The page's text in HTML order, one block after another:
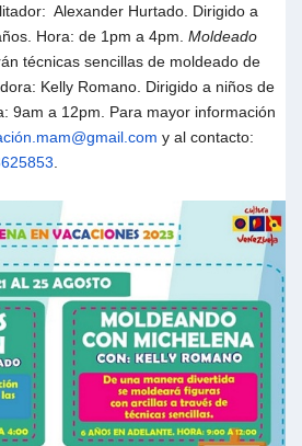
Alexander Hurtado. Dirigido a
Hora: de 1pm a 4pm. Moldeado
técnicas sencillas de moldeado de
Kelly Romano. Dirigido a niños de
9am a 12pm. Para mayor información
y al contacto: